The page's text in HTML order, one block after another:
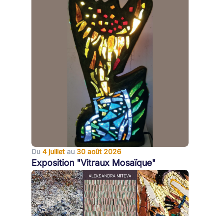
Du 4 juillet au 30 août 2026
Exposition "Vitraux Mosaïque"